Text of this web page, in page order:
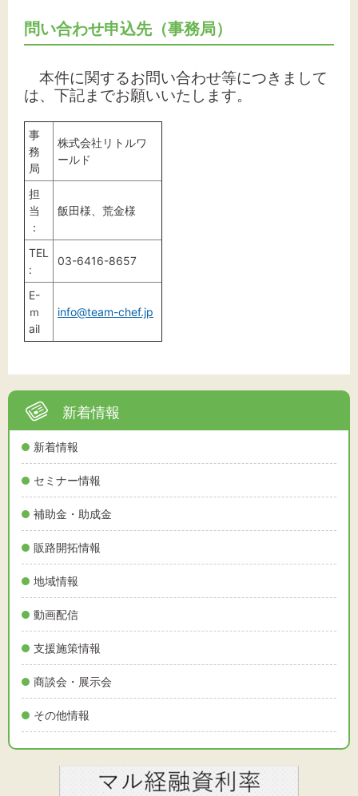
新着情報
新着情報
セミナー情報
補助金・助成金
販路開拓情報
地域情報
動画配信
支援施策情報
商談会・展示会
その他情報
問い合わせ申込先（事務局）
本件に関するお問い合わせ等につきまして
は、下記までお願いいたします。
事
務
局
株式会社リトルワ
ールド
担
当
：
飯田様、荒金様
TEL
:
03-6416-8657
E-
ｍ
ail
info@team-chef.jp